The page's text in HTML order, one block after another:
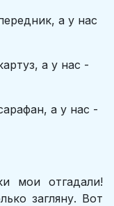
а у нас
а у нас -
а у нас -
мои отгадали!
загляну. Вот